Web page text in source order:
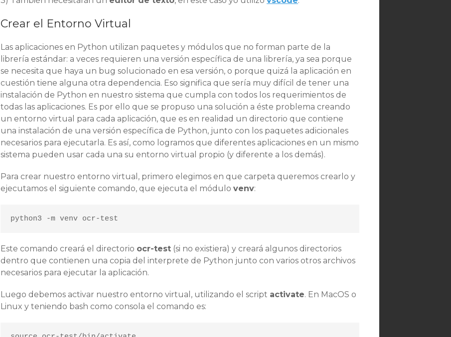
Crear el Entorno Virtual
Las aplicaciones en Python utilizan paquetes y módulos que no forman parte de la
librería estándar: a veces requieren una versión específica de una librería, ya sea porque
se necesita que haya un bug solucionado en esa versión, o porque quizá la aplicación en
cuestión tiene alguna otra dependencia. Eso significa que sería muy difícil de tener una
instalación de Python en nuestro sistema que cumpla con todos los requerimientos de
todas las aplicaciones. Es por ello que se propuso una solución a éste problema creando
un entorno virtual para cada aplicación, que es en realidad un directorio que contiene
una instalación de una versión específica de Python, junto con los paquetes adicionales
necesarios para ejecutarla. Es así, como logramos que diferentes aplicaciones en un mismo
sistema pueden usar cada una su entorno virtual propio (y diferente a los demás).
Para crear nuestro entorno virtual, primero elegimos en que carpeta queremos crearlo y
ejecutamos el siguiente comando, que ejecuta el módulo venv:
python3 -m venv ocr-test
Este comando creará el directorio ocr-test (si no existiera) y creará algunos directorios
dentro que contienen una copia del interprete de Python junto con varios otros archivos
necesarios para ejecutar la aplicación.
Luego debemos activar nuestro entorno virtual, utilizando el script activate. En MacOS o
Linux y teniendo bash como consola el comando es: